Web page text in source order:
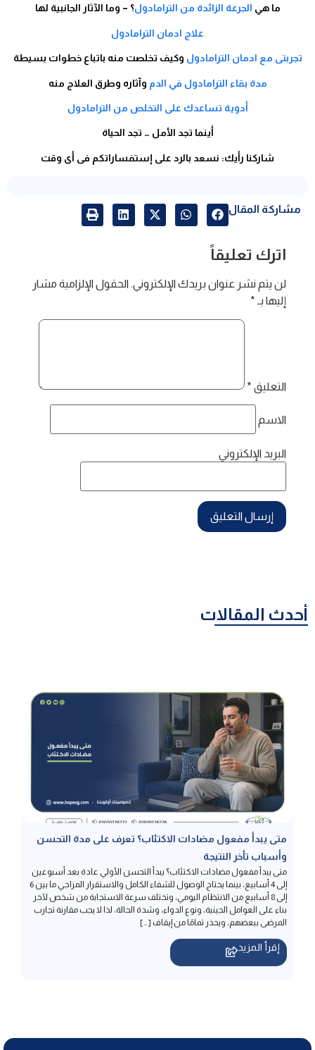
ما هي الجرعة الزائدة من الترامادول؟ – وما الآثار الجانبية لها
علاج ادمان الترامادول
تجربتى مع ادمان الترامادول وكيف تخلصت منه باتباع خطوات بسيطة
مدة بقاء الترامادول في الدم وآثاره وطرق العلاج منه
أدوية تساعدك على التخلص من الترامادول
أينما تجد الأمل … تجد الحياة
شاركنا رأيك: نسعد بالرد على إستفساراتكم فى أى وقت
مشاركة المقال
اترك تعليقاً
لن يتم نشر عنوان بريدك الإلكتروني. الحقول الإلزامية مشار
إليها بـ *
التعليق *
الاسم
البريد الإلكتروني
أحدث المقالات
متى يبدأ مفعول مضادات الاكتئاب؟ تعرف على مدة التحسن
وأسباب تأخر النتيجة
متى يبدأ مفعول مضادات الاكتئاب؟ يبدأ التحسن الأولي عادة بعد أسبوعين
إلى 8 أسابيع من الانتظام اليومي، وتختلف سرعة الاستجابة من شخص لآخر
بناء على العوامل الجينية، ونوع الدواء، وشدة الحالة، لذا لا يجب مقارنة تجارب
المرضى ببعضهم، ويحذر تمامًا من إيقاف […]
إقرأ المزيد